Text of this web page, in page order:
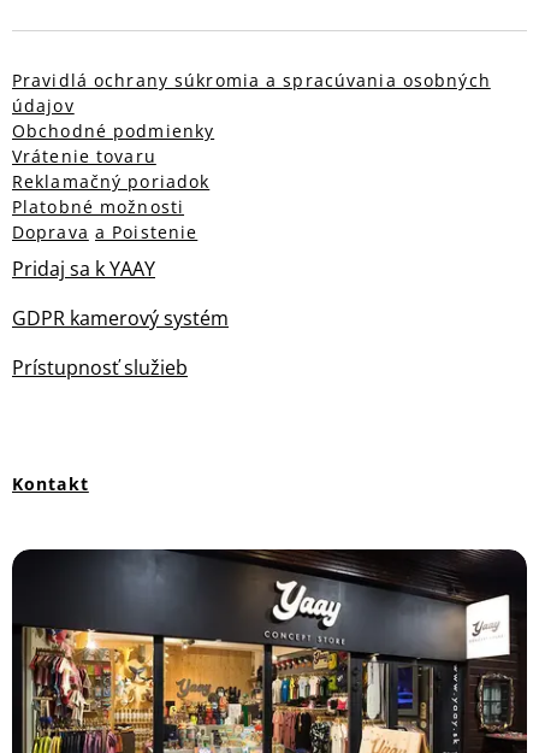
Pravidlá ochrany súkromia a spracúvania osobných
údajov
Obchodné podmienky
Vrátenie tovaru
Reklamačný poriadok
Platobné možnosti
Doprava a Poistenie
Pridaj sa k YAAY
GDPR kamerový systém
Prístupnosť služieb
Kontakt